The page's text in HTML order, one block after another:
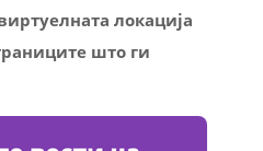
локација
што ги